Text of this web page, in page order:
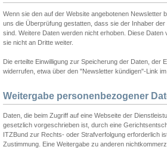
Wenn sie den auf der Website angebotenen Newsletter
uns die Überprüfung gestatten, dass sie der Inhaber
sind. Weitere Daten werden nicht erhoben. Diese
sie nicht an Dritte weiter.
Die erteilte Einwilligung zur Speicherung der Daten,
widerrufen, etwa über den "Newsletter kündigen"-Link
Weitergabe personenbezogener
Daten, die beim Zugriff auf eine Webseite der
gesetzlich vorgeschrieben ist, durch eine
ITZBund zur Rechts- oder Strafverfolgung erforderlich
Zustimmung. Eine Weitergabe zu anderen